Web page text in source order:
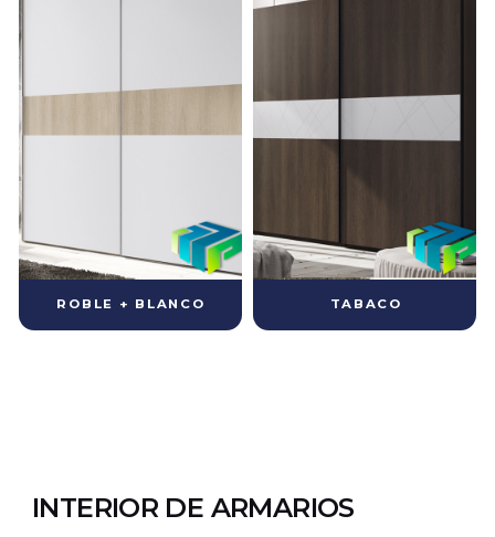
ROBLE + BLANCO TABACO
INTERIOR DE ARMARIOS